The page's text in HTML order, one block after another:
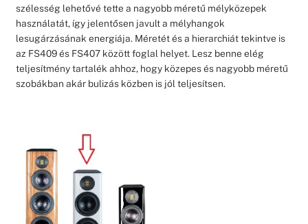
szélesség lehetővé tette a nagyobb méretű mélyközepek
használatát, így jelentősen javult a mélyhangok
lesugárzásának energiája. Méretét és a hierarchiát tekintve is
az FS409 és FS407 között foglal helyet. Lesz benne elég
teljesítmény tartalék ahhoz, hogy közepes és nagyobb méretű
szobákban akár bulizás közben is jól teljesítsen.